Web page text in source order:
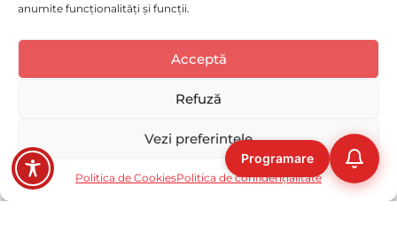
anumite funcționalități și funcții.
Acceptă
Refuză
Vezi preferințele
Politica de CookiesPolitica de confidențialitate
Copyright © 2023-2026 DR SMEU MEDSERV S.R.L, CUI: 43755062,
Reg. Com. J40/2850/2021
Cum ți-ai evalua experiența pe acest website?
o
1
la
5
Foarte bună
Următoarea
Programare